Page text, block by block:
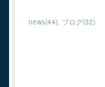
news(44) ブログ(32)